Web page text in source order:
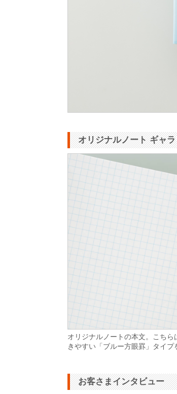
オリジナルノート ギャ
オリジナルノートの本文。こちら
きやすい「ブルー方眼罫」タイプ
お客さまインタビュー